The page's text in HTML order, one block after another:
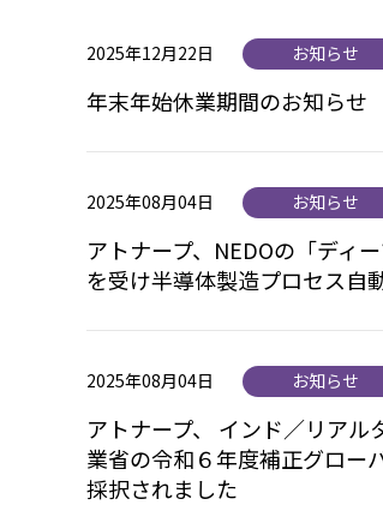
2025年12月22日 お知らせ
年末年始休業期間のお知らせ
2025年08月04日 お知らせ
アトナープ、NEDOの「ディ
を受け半導体製造プロセス
2025年08月04日 お知らせ
アトナープ、 インド／リア
業省の令和６年度補正グロー
採択されました